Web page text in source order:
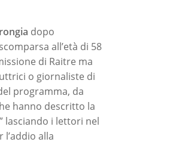
dopo
all’età di 58
di Raitre ma
o giornaliste di
programma, da
hanno descritto la
lasciando i lettori nel
alla